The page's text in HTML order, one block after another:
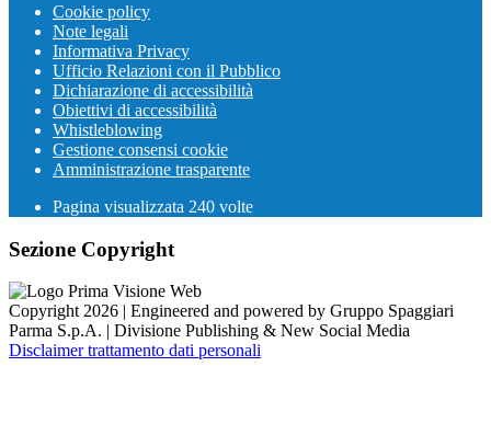
Cookie policy
Note legali
Informativa Privacy
Ufficio Relazioni con il Pubblico
Dichiarazione di accessibilità
Obiettivi di accessibilità
Whistleblowing
Gestione consensi cookie
Amministrazione trasparente
Pagina visualizzata 240 volte
Sezione Copyright
Copyright 2026 | Engineered and powered by Gruppo Spaggiari
Parma S.p.A. | Divisione Publishing & New Social Media
Disclaimer trattamento dati personali